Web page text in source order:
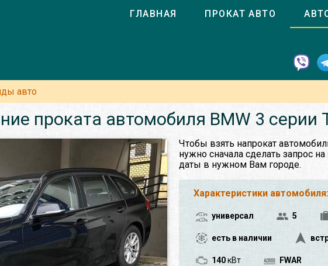
ГЛАВНАЯ ПРОКАТ АВТО
авто
проката автомобиля BMW 3 серии
Чтобы взять напрокат
нужно сначала сделать запрос
даты в нужном Вам городе.
Характеристики автомобиля:
универсал 5
есть в наличии
140кВт FWAR